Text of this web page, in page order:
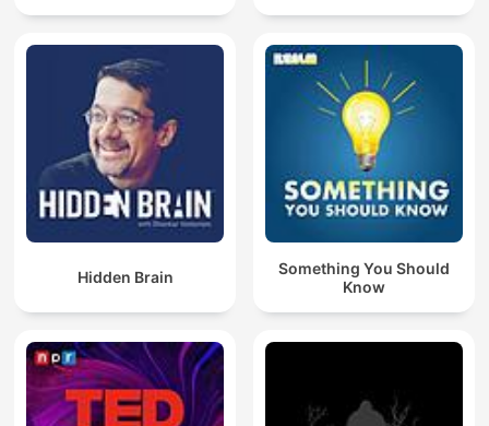
Hidden Brain
Something You Should
Know